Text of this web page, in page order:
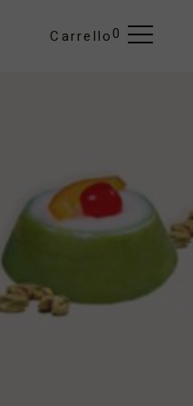
Carrello0